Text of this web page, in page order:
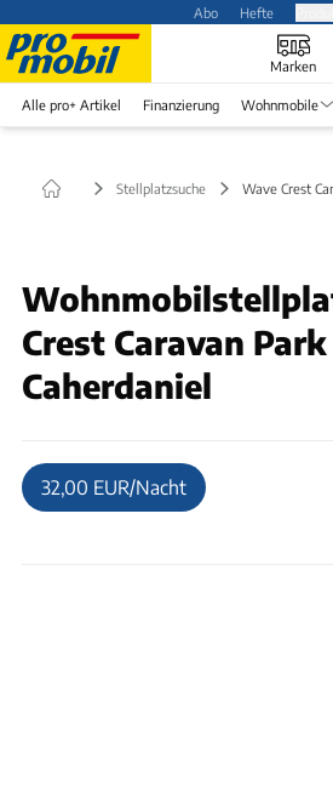
Abo Hefte
Marken
Alle pro+ Artikel Finanzierung Wohnmobile
Stellplatzsuche Wave Crest
Crest Caravan
Caherdaniel
32,00 EUR/Nacht